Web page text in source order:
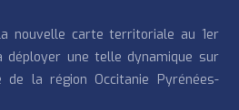
nouvelle carte territoriale au 1er
déployer une telle dynamique sur
de la région Occitanie Pyrénées-